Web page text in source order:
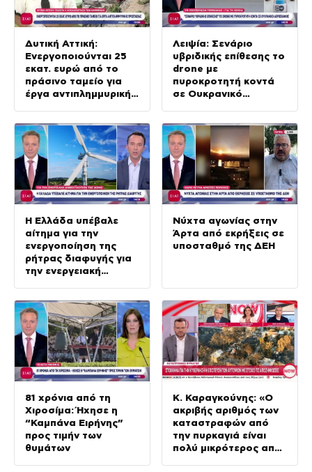
Δυτική Αττική:
Ενεργοποιούνται 25
εκατ. ευρώ από το
πράσινο ταμείο για
έργα αντιπλημμυρικής
Λειψία: Σενάριο
υβριδικής επίθεσης το
drone με
πυροκροτητή κοντά
σε Ουκρανικό
Η Ελλάδα υπέβαλε
αίτημα για την
ενεργοποίηση της
ρήτρας διαφυγής για
την ενεργειακή
Νύχτα αγωνίας στην
Άρτα από εκρήξεις σε
υποσταθμό της ΔΕΗ
81 χρόνια από τη
Χιροσίμα: Ήχησε η
“Καμπάνα Ειρήνης”
προς τιμήν των
θυμάτων
Κ. Καραγκούνης: «Ο
ακριβής αριθμός των
καταστραφών από
την πυρκαγιά είναι
πολύ μικρότερος από